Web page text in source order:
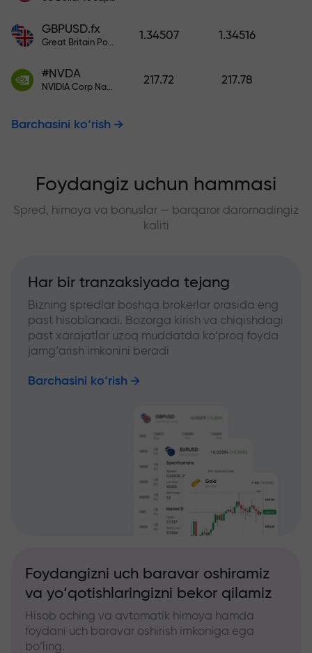
GBPUSD.fx
Great Britain Pound vs US Dollar
1.34507 1.34516
#NVDA
NVIDIA Corp Nasdaq Stock Exchange (Nasdaq) USD
217.72 217.78
Barchasini ko‘rish
Foydangiz uchun hammasi
Spred, himoya va bonuslar — barqaror daromadingiz
kaliti
Har bir tranzaksiyada tejang
Bizning spredlar boshqa brokerlar orasida eng
past hisoblanadi. Bozorga kirish va chiqishdagi
past xarajatlar uzoq muddatda ko‘proq foyda
jamg‘arish imkonini beradi
Barchasini ko‘rish
Foydangizni uch baravar oshiramiz
va yo‘qotishlaringizni bekor qilamiz
Hisob oching va avtomatik himoya hamda
foydani uch baravar oshirish imkoniga ega
bo‘ling.